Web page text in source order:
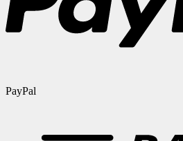
PayPal